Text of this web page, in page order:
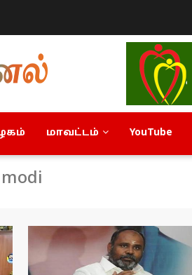
மாவட்டம் YouTube